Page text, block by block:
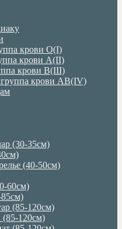
крови О(I)
крови А(II)
крови В(III)
группа крови АВ(IV)
(30-35см)
(40-50см)
60см)
(85-120см)
120см)